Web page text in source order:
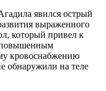
явился острый
выраженного
который привел к
повышенным
кровоснабжению
обнаружили на теле